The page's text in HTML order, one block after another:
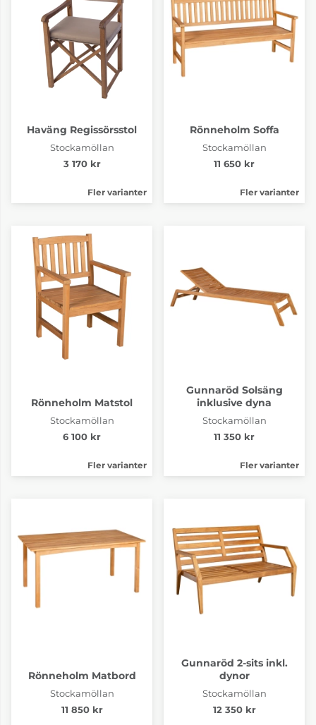
Haväng Regissörsstol
Stockamöllan
3 170 kr
Fler varianter
Rönneholm Soffa
Stockamöllan
11 650 kr
Fler varianter
Rönneholm Matstol
Stockamöllan
6 100 kr
Fler varianter
Gunnaröd Solsäng
inklusive dyna
Stockamöllan
11 350 kr
Fler varianter
Rönneholm Matbord
Stockamöllan
11 850 kr
Gunnaröd 2-sits inkl.
dynor
Stockamöllan
12 350 kr